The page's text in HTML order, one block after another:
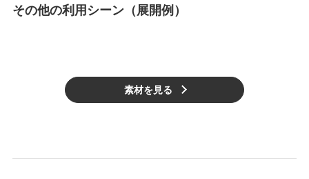
その他の利用シーン（展開例）
素材を見る